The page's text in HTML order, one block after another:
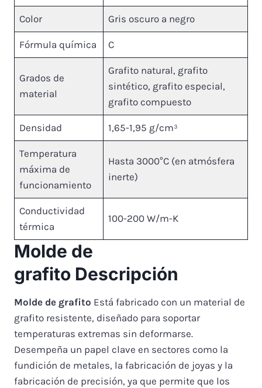
Color Gris oscuro a negro
Fórmula química C
Grados de
material
Grafito natural, grafito
sintético, grafito especial,
grafito compuesto
Densidad 1,65-1,95 g/cm³
Temperatura
máxima de
funcionamiento
Hasta 3000°C (en atmósfera
inerte)
Conductividad
térmica
100-200 W/m-K
Molde de
grafito Descripción
Molde de grafito Está fabricado con un material de
grafito resistente, diseñado para soportar
temperaturas extremas sin deformarse.
Desempeña un papel clave en sectores como la
fundición de metales, la fabricación de joyas y la
fabricación de precisión, ya que permite que los